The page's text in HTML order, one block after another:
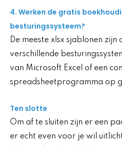
4. Werken de gratis
besturingssysteem?
De meeste xlsx sjablonen
verschillende
van Microsoft Excel of een
spreadsheetprogramma op
Ten slotte
Om af te sluiten zijn er een
er echt even voor je wil